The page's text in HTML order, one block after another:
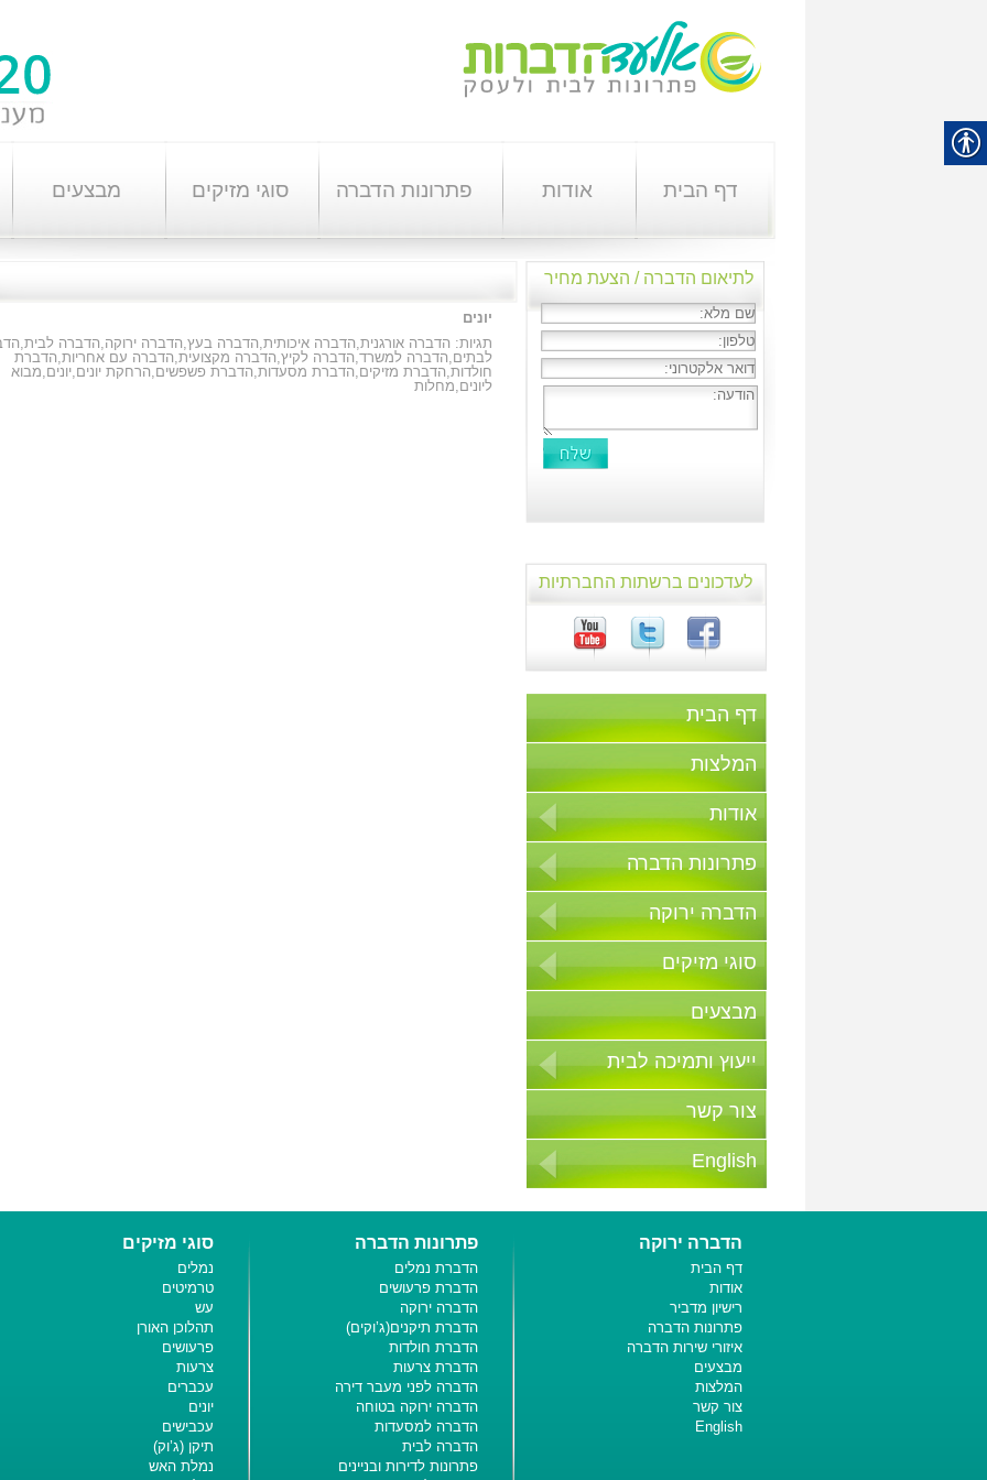
דף הבית אודות פתרונות הדברה סוגי מזיקים מבצעים
לתיאום הדברה / הצעת מחיר
לעדכונים ברשתות החברתיות
דף הבית
המלצות
אודות
פתרונות הדברה
הדברה ירוקה
סוגי מזיקים
מבצעים
ייעוץ ותמיכה לבית
צור קשר
English
יונים
תגיות: הדברה אורגנית,הדברה איכותית,הדברה בעץ,הדברה ירוקה,הדברה לבית,
לבתים,הדברה למשרד,הדברה לקיץ,הדברה מקצועית,הדברה עם אחריות,הדברת
חולדות,הדברת מזיקים,הדברת מסעדות,הדברת פשפשים,הרחקת יונים,יונים,מבוא
ליונים,מחלות
הדברה ירוקה
דף הבית
אודות
רישיון מדביר
פתרונות הדברה
איזורי שירות הדברה
מבצעים
המלצות
צור קשר
English
פתרונות הדברה
הדברת נמלים
הדברת פרעושים
הדברה ירוקה
הדברת תיקנים(ג’וקים)
הדברת חולדות
הדברת צרעות
הדברה לפני מעבר דירה
הדברה ירוקה בטוחה
הדברה למסעדות
הדברה לבית
פתרונות לדירות ובניינים
סוגי מזיקים
נמלים
טרמיטים
עש
תהלוכן האורן
פרעושים
צרעות
עכברים
יונים
עכבישים
תיקן (ג’וק)
נמלת האש